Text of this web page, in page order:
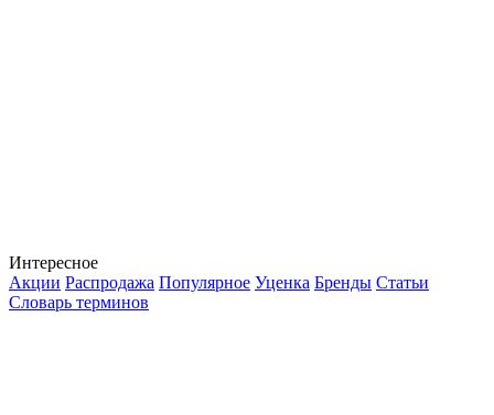
Интересное
Акции Распродажа Популярное Уценка Бренды Статьи
Словарь терминов